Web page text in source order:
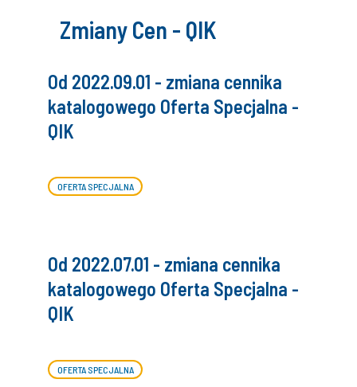
Zmiany Cen - QIK
Od 2022.09.01 - zmiana cennika
katalogowego Oferta Specjalna -
QIK
OFERTA SPECJALNA
Od 2022.07.01 - zmiana cennika
katalogowego Oferta Specjalna -
QIK
OFERTA SPECJALNA